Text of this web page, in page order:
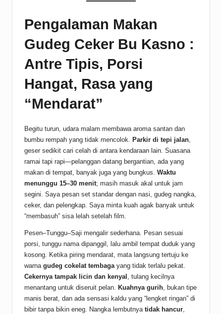
Pengalaman Makan
Gudeg Ceker Bu Kasno :
Antre Tipis, Porsi
Hangat, Rasa yang
“Mendarat”
Begitu turun, udara malam membawa aroma santan dan
bumbu rempah yang tidak mencolok. Parkir di tepi jalan,
geser sedikit cari celah di antara kendaraan lain. Suasana
ramai tapi rapi—pelanggan datang bergantian, ada yang
makan di tempat, banyak juga yang bungkus. Waktu
menunggu 15–30 menit; masih masuk akal untuk jam
segini. Saya pesan set standar dengan nasi, gudeg nangka,
ceker, dan pelengkap. Saya minta kuah agak banyak untuk
“membasuh” sisa lelah setelah film.
Pesen–Tunggu–Saji mengalir sederhana. Pesan sesuai
porsi, tunggu nama dipanggil, lalu ambil tempat duduk yang
kosong. Ketika piring mendarat, mata langsung tertuju ke
warna gudeg cokelat tembagayang tidak terlalu pekat.
Cekernya tampak licin dan kenyal , tulang kecilnya
menantang untuk diseruit pelan. Kuahnya gurih, bukan tipe
manis berat, dan ada sensasi kaldu yang “lengket ringan” di
bibir tanpa bikin eneg. Nangka lembutnya tidak hancur,